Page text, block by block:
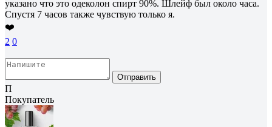
указано что это одеколон спирт 90%. Шлейф был около часа.
Спустя 7 часов также чувствую только я.
❤️
2 0
Отправить
П
Покупатель